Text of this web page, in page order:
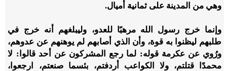
وهي من المدينة على ثمانية أميال.
وإنما خرج رسول الله مرهبًا للعدو، وليبلغهم أنه خرج في
طلبهم ليظنوا به قوة، وأن الذي أصابهم لم يوهنهم عن عدوهم،
ورُوي عن عكرمة قوله: لما رجع المشركون عن أحد قالوا: لا
محمدًا قتلتم، ولا الكواعب أردفتم، بئسما صنعتم، ارجعوا،